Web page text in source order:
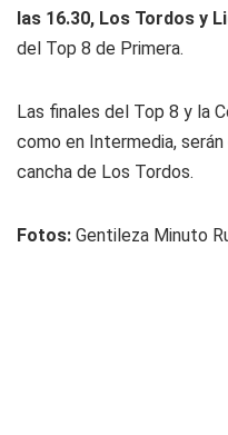
las 16.30, Los Tordos y
del Top 8 de Primera.
Las finales del Top 8 y la
como en Intermedia,
cancha de Los Tordos.
Fotos: Gentileza Minuto